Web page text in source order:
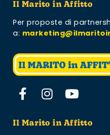
Il Marito in Affitto
Per proposte di
a:
Il Marito in Affitto